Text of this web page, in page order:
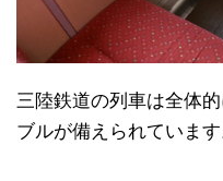
三陸鉄道の列車は全体
ブルが備えられています